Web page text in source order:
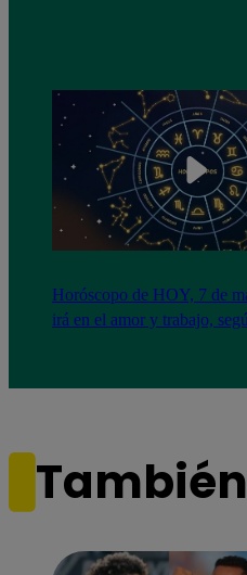
Horóscopo de HOY, 7 de
irá en el amor y trabajo,